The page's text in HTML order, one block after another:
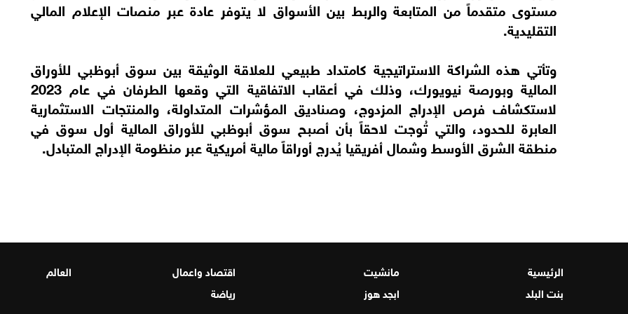
مستوى متقدماً من المتابعة والربط بين الأسواق لا يتوفر عادة عبر منصات الإعلام المالي
التقليدية.
وتأتي هذه الشراكة الاستراتيجية كامتداد طبيعي للعلاقة الوثيقة بين سوق أبوظبي للأوراق
المالية وبورصة نيويورك، وذلك في أعقاب الاتفاقية التي وقعها الطرفان في عام 2023
لاستكشاف فرص الإدراج المزدوج، وصناديق المؤشرات المتداولة، والمنتجات الاستثمارية
العابرة للحدود، والتي تُوجت لاحقاً بأن أصبح سوق أبوظبي للأوراق المالية أول سوق في
منطقة الشرق الأوسط وشمال أفريقيا يُدرج أوراقاً مالية أمريكية عبر منظومة الإدراج المتبادل.
الرئيسية مانشيت اقتصاد واعمال العالم
بنت البلد
ابجد هوز رياضة